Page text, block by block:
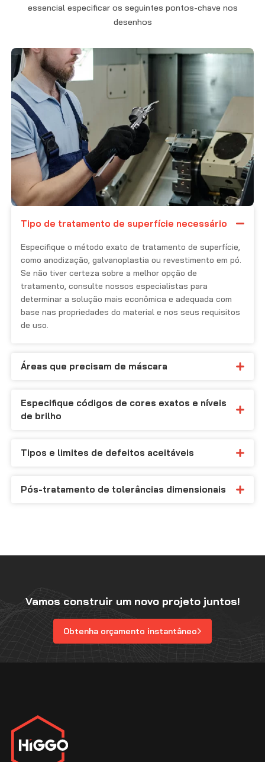
essencial especificar os seguintes pontos-chave nos
desenhos
Tipo de tratamento de superfície necessário
Especifique o método exato de tratamento de superfície,
como anodização, galvanoplastia ou revestimento em pó.
Se não tiver certeza sobre a melhor opção de
tratamento, consulte nossos especialistas para
determinar a solução mais econômica e adequada com
base nas propriedades do material e nos seus requisitos
de uso.
Áreas que precisam de máscara
Especifique códigos de cores exatos e níveis
de brilho
Tipos e limites de defeitos aceitáveis
Pós-tratamento de tolerâncias dimensionais
Vamos construir um novo projeto juntos!
Obtenha orçamento instantâneo